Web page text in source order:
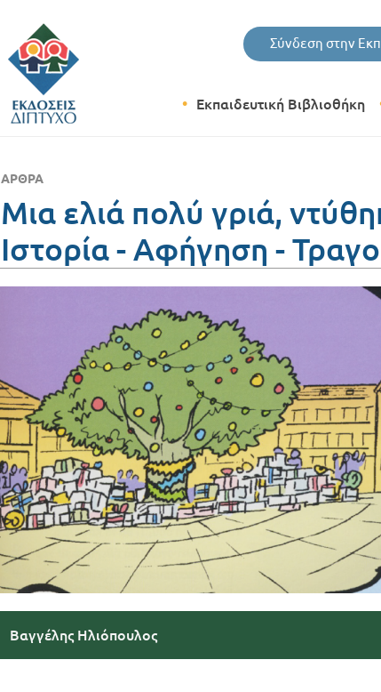
Σύνδεση στην
Εκπαιδευτική Βιβλιοθήκη
ΆΡΘΡΑ
Μια ελιά πολύ γριά,
Ιστορία - Αφήγηση -
Βαγγέλης Ηλιόπουλος